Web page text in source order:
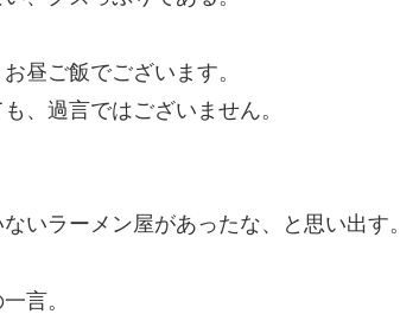
昼ご飯でございます。
、過言ではございません。
いラーメン屋があったな、と思い出す。
言。